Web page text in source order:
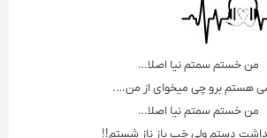
من خستم سمتم نیا اصلا…
هستم برو چی میخوای از من….
من خستم سمتم نیا اصلا…
دستم ولی خب باز ناز شستم!!